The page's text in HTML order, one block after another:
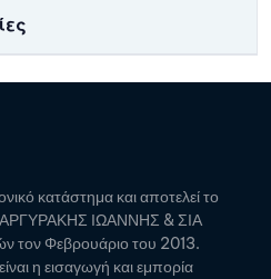
κατάστημα και αποτελεί το
ΑΡΓΥΡΑΚΗΣ ΙΩΑΝΝΗΣ & ΣΙΑ
τον Φεβρουάριο του 2013.
η εισαγωγή και εμπορία